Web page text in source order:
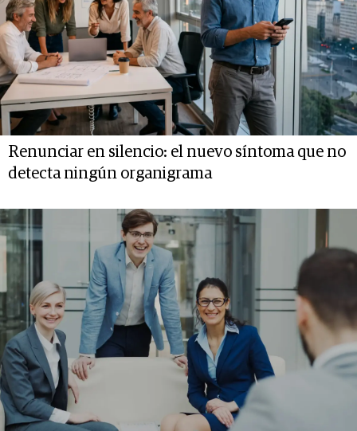
Renunciar en silencio: el nuevo síntoma que no
detecta ningún organigrama